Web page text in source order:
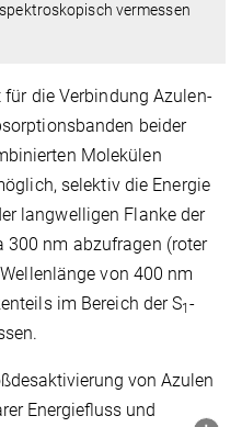
vermessen
die Verbindung Azulen-
beider
Molekülen
selektiv die Energie
langwelligen Flanke der
300 nm abzufragen (roter
von 400 nm
im Bereich der S1-